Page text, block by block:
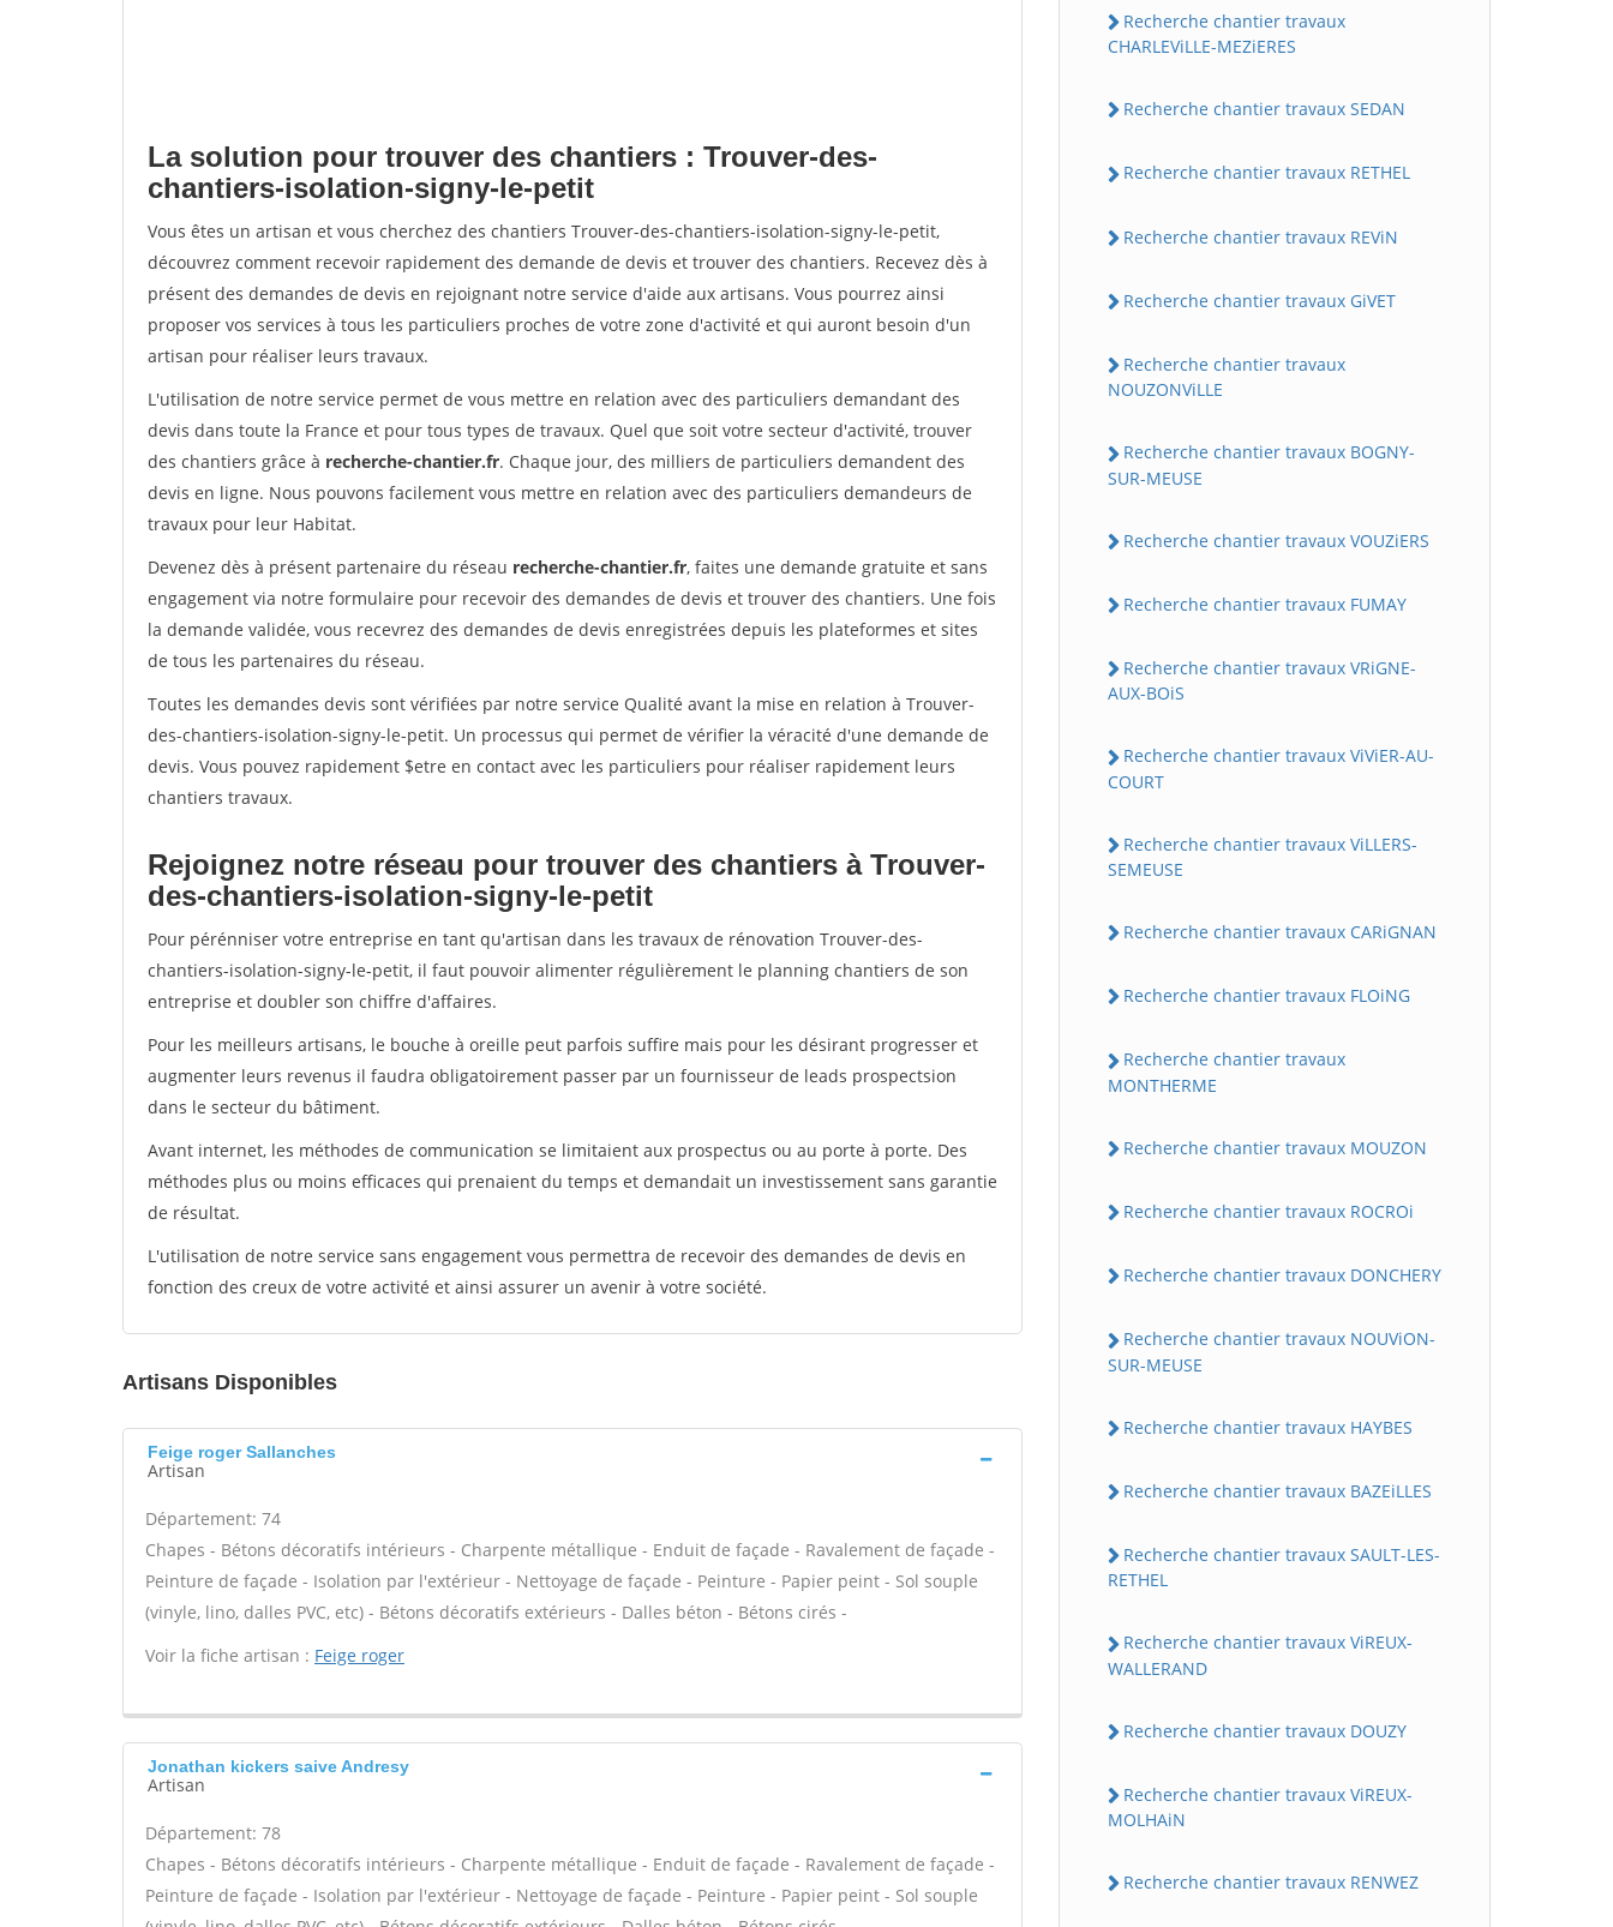
La solution pour trouver des chantiers : Trouver-des-
chantiers-isolation-signy-le-petit
Vous êtes un artisan et vous cherchez des chantiers Trouver-des-chantiers-isolation-signy-le-petit,
découvrez comment recevoir rapidement des demande de devis et trouver des chantiers. Recevez dès à
présent des demandes de devis en rejoignant notre service d'aide aux artisans. Vous pourrez ainsi
proposer vos services à tous les particuliers proches de votre zone d'activité et qui auront besoin d'un
artisan pour réaliser leurs travaux.
L'utilisation de notre service permet de vous mettre en relation avec des particuliers demandant des
devis dans toute la France et pour tous types de travaux. Quel que soit votre secteur d'activité, trouver
des chantiers grâce à recherche-chantier.fr. Chaque jour, des milliers de particuliers demandent des
devis en ligne. Nous pouvons facilement vous mettre en relation avec des particuliers demandeurs de
travaux pour leur Habitat.
Devenez dès à présent partenaire du réseau recherche-chantier.fr, faites une demande gratuite et sans
engagement via notre formulaire pour recevoir des demandes de devis et trouver des chantiers. Une fois
la demande validée, vous recevrez des demandes de devis enregistrées depuis les plateformes et sites
de tous les partenaires du réseau.
Toutes les demandes devis sont vérifiées par notre service Qualité avant la mise en relation à Trouver-
des-chantiers-isolation-signy-le-petit. Un processus qui permet de vérifier la véracité d'une demande de
devis. Vous pouvez rapidement $etre en contact avec les particuliers pour réaliser rapidement leurs
chantiers travaux.
Rejoignez notre réseau pour trouver des chantiers à Trouver-
des-chantiers-isolation-signy-le-petit
Pour pérénniser votre entreprise en tant qu'artisan dans les travaux de rénovation Trouver-des-
chantiers-isolation-signy-le-petit, il faut pouvoir alimenter régulièrement le planning chantiers de son
entreprise et doubler son chiffre d'affaires.
Pour les meilleurs artisans, le bouche à oreille peut parfois suffire mais pour les désirant progresser et
augmenter leurs revenus il faudra obligatoirement passer par un fournisseur de leads prospectsion
dans le secteur du bâtiment.
Avant internet, les méthodes de communication se limitaient aux prospectus ou au porte à porte. Des
méthodes plus ou moins efficaces qui prenaient du temps et demandait un investissement sans garantie
de résultat.
L'utilisation de notre service sans engagement vous permettra de recevoir des demandes de devis en
fonction des creux de votre activité et ainsi assurer un avenir à votre société.
Artisans Disponibles
Feige roger Sallanches
Artisan
Département: 74
Chapes - Bétons décoratifs intérieurs - Charpente métallique - Enduit de façade - Ravalement de façade -
Peinture de façade - Isolation par l'extérieur - Nettoyage de façade - Peinture - Papier peint - Sol souple
(vinyle, lino, dalles PVC, etc) - Bétons décoratifs extérieurs - Dalles béton - Bétons cirés -
Voir la fiche artisan : Feige roger
Jonathan kickers saive Andresy
Artisan
Département: 78
Chapes - Bétons décoratifs intérieurs - Charpente métallique - Enduit de façade - Ravalement de façade -
Peinture de façade - Isolation par l'extérieur - Nettoyage de façade - Peinture - Papier peint - Sol souple
Recherche chantier travaux
CHARLEViLLE-MEZiERES
Recherche chantier travaux SEDAN
Recherche chantier travaux RETHEL
Recherche chantier travaux REViN
Recherche chantier travaux GiVET
Recherche chantier travaux
NOUZONViLLE
Recherche chantier travaux BOGNY-
SUR-MEUSE
Recherche chantier travaux VOUZiERS
Recherche chantier travaux FUMAY
Recherche chantier travaux VRiGNE-
AUX-BOiS
Recherche chantier travaux ViViER-AU-
COURT
Recherche chantier travaux ViLLERS-
SEMEUSE
Recherche chantier travaux CARiGNAN
Recherche chantier travaux FLOiNG
Recherche chantier travaux
MONTHERME
Recherche chantier travaux MOUZON
Recherche chantier travaux ROCROi
Recherche chantier travaux DONCHERY
Recherche chantier travaux NOUViON-
SUR-MEUSE
Recherche chantier travaux HAYBES
Recherche chantier travaux BAZEiLLES
Recherche chantier travaux SAULT-LES-
RETHEL
Recherche chantier travaux ViREUX-
WALLERAND
Recherche chantier travaux DOUZY
Recherche chantier travaux ViREUX-
MOLHAiN
Recherche chantier travaux RENWEZ